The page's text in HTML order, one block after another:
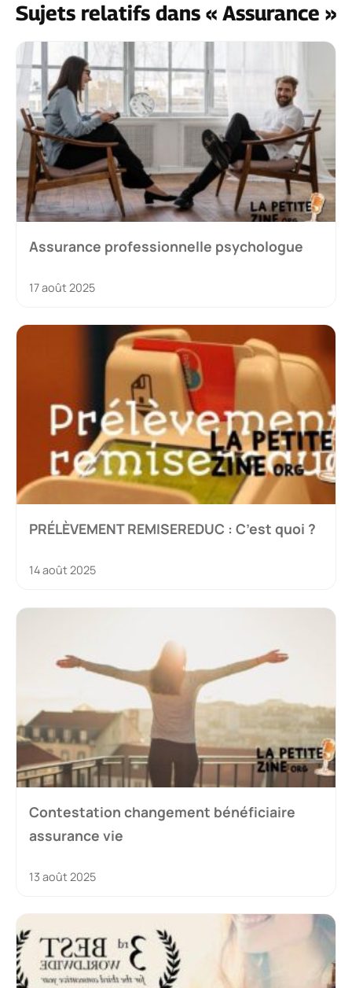
Sujets relatifs dans « Assurance »
Assurance professionnelle psychologue
17 août 2025
PRÉLÈVEMENT REMISEREDUC : C’est quoi ?
14 août 2025
Contestation changement bénéficiaire
assurance vie
13 août 2025